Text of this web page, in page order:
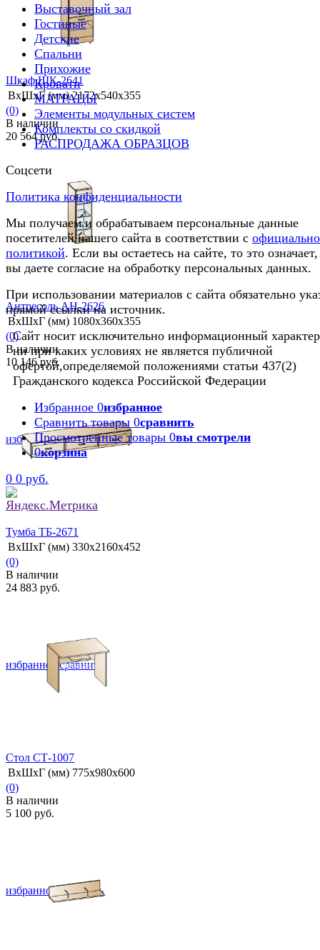
сравнить
Шкаф ШК-2641
ВхШхГ (мм) 2172х540х355
(0)
В наличии
20 564 руб.
избранное сравнить
Антресоль АН-2626
ВхШхГ (мм) 1080х360х355
(0)
В наличии
10 146 руб.
избранное сравнить
Тумба ТБ-2671
ВхШхГ (мм) 330х2160х452
(0)
В наличии
24 883 руб.
избранное сравнить
Стол СТ-1007
ВхШхГ (мм) 775х980х600
(0)
В наличии
5 100 руб.
Выставочный зал
Гостиные
Детские
Спальни
Прихожие
Кровати
МАТРАЦЫ
Элементы модульных систем
Комплекты со скидкой
РАСПРОДАЖА ОБРАЗЦОВ
Соцсети
Политика конфиденциальности
Мы получаем и обрабатываем персональные данные
посетителей нашего сайта в соответствии с
политикой. Если вы остаетесь на сайте, то это
вы даете согласие на обработку персональных данных.
При использовании материалов с сайта обязательно
прямой ссылки на источник.
Сайт носит исключительно информационный
ни при каких условиях не является публичной
офертой,определяемой положениями статьи 437(2)
Гражданского кодекса Российской Федерации
Избранное 0избранное
Сравнить товары 0сравнить
Просмотренные товары 0вы смотрели
0корзина
0 0 руб.